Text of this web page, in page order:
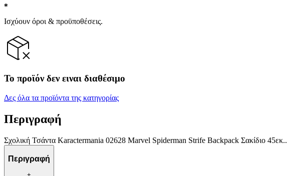
Ισχύουν όροι & προϋποθέσεις.
Το προϊόν δεν ειναι διαθέσιμο
Δες όλα τα προϊόντα της κατηγορίας
Περιγραφή
Σχολική Τσάντα Karactermania 02628 Marvel Spiderman Strife Βackpack Σακίδιο 45εκ..
Περιγραφή